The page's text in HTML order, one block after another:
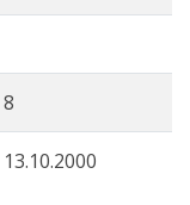
8
13.10.2000